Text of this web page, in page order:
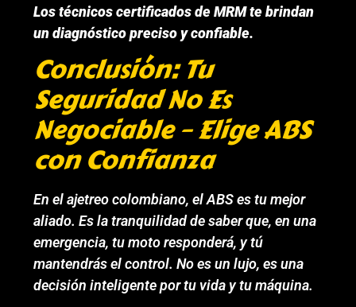
Los técnicos certificados de MRM te brindan
un diagnóstico preciso y confiable.
Conclusión: Tu
Seguridad No Es
Negociable – Elige ABS
con Confianza
En el ajetreo colombiano, el ABS es tu mejor
aliado. Es la tranquilidad de saber que, en una
emergencia, tu moto responderá, y tú
mantendrás el control. No es un lujo, es una
decisión inteligente por tu vida y tu máquina.